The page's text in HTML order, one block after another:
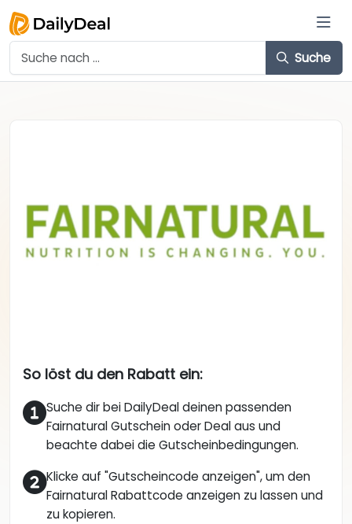
Suche
So löst du den Rabatt ein:
Suche dir bei DailyDeal deinen passenden
Fairnatural Gutschein oder Deal aus und
beachte dabei die Gutscheinbedingungen.
Klicke auf "Gutscheincode anzeigen", um den
Fairnatural Rabattcode anzeigen zu lassen und
zu kopieren.